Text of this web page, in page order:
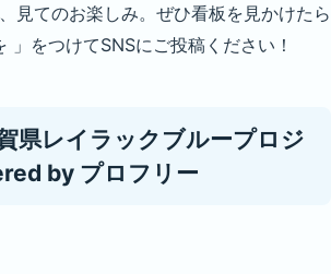
見てのお楽しみ。ぜひ看板を見かけたら
」をつけてSNSにご投稿ください！
県レイラックブループロジ
by プロフリー